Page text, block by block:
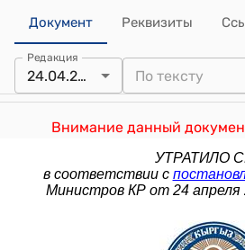
Документ Реквизиты
Редакция
24.04.2025
Внимание данный